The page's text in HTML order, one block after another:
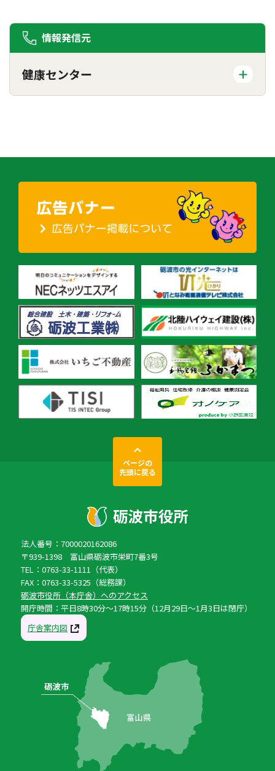
情報発信元
健康センター
ページの
先頭に戻る
法人番号：7000020162086
〒939-1398 富山県砺波市栄町7番3号
TEL：0763-33-1111（代表）
FAX：0763-33-5325（総務課）
砺波市役所（本庁舎）へのアクセス
開庁時間：平日8時30分〜17時15分（12月29日〜1月3日は閉庁）
庁舎案内図